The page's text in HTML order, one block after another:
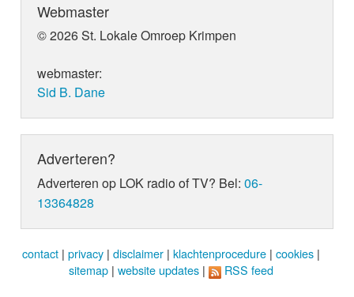
Webmaster
© 2026 St. Lokale Omroep Krimpen
webmaster:
Sid B. Dane
Adverteren?
Adverteren op LOK radio of TV? Bel:06-
13364828
contact | privacy | disclaimer | klachtenprocedure | cookies |
sitemap | website updates | RSS feed